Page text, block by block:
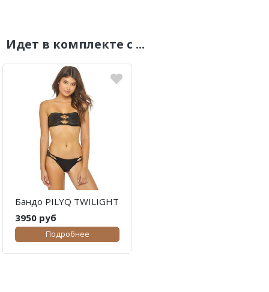
Идет в комплекте с ...
Бандо PILYQ TWILIGHT
3950 руб
Подробнее